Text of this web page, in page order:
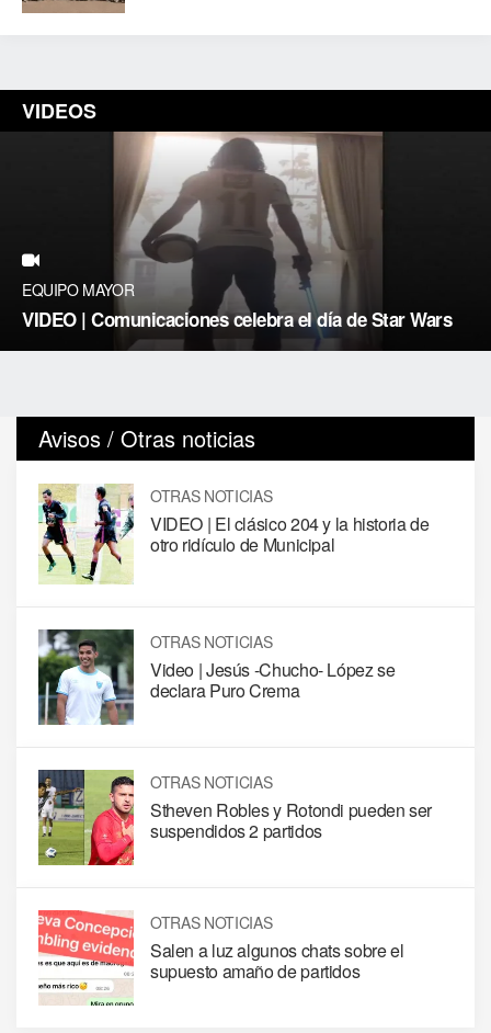
VIDEOS
EQUIPO MAYOR
VIDEO | Comunicaciones celebra el día de Star Wars
Avisos / Otras noticias
OTRAS NOTICIAS
VIDEO | El clásico 204 y la historia de
otro ridículo de Municipal
OTRAS NOTICIAS
Video | Jesús -Chucho- López se
declara Puro Crema
OTRAS NOTICIAS
Stheven Robles y Rotondi pueden ser
suspendidos 2 partidos
OTRAS NOTICIAS
Salen a luz algunos chats sobre el
supuesto amaño de partidos